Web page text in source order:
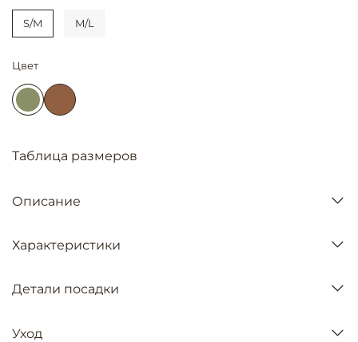
S/M M/L
Цвет
Таблица размеров
Описание
Характеристики
Детали посадки
Уход